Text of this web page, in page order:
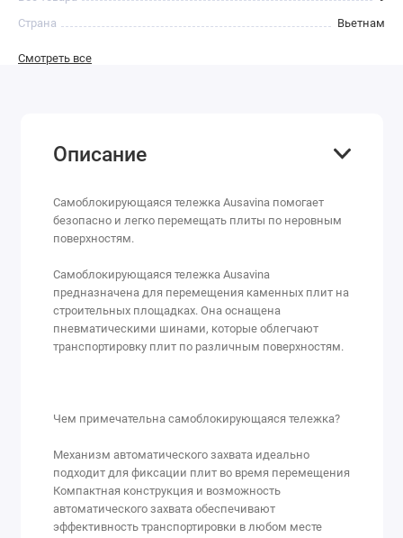
Страна
Вьетнам
Смотреть все
Описание
Самоблокирующаяся тележка Ausavina помогает
безопасно и легко перемещать плиты по неровным
поверхностям.
Самоблокирующаяся тележка Ausavina
предназначена для перемещения каменных плит на
строительных площадках. Она оснащена
пневматическими шинами, которые облегчают
транспортировку плит по различным поверхностям.
Чем примечательна самоблокирующаяся тележка?
Механизм автоматического захвата идеально
подходит для фиксации плит во время перемещения
Компактная конструкция и возможность
автоматического захвата обеспечивают
эффективность транспортировки в любом месте